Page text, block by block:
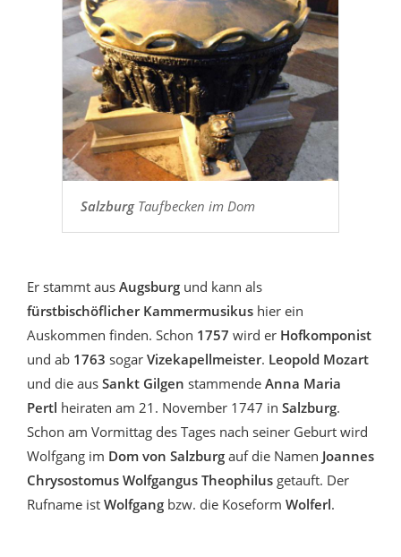
SalzburgTaufbecken im Dom
Er stammt aus Augsburg und kann als
fürstbischöflicher Kammermusikus hier ein
Auskommen finden. Schon 1757 wird er Hofkomponist
und ab 1763 sogar Vizekapellmeister. Leopold Mozart
und die aus Sankt Gilgen stammende Anna Maria
Pertl heiraten am 21. November 1747 in Salzburg.
Schon am Vormittag des Tages nach seiner Geburt wird
Wolfgang im Dom von Salzburg auf die Namen Joannes
Chrysostomus Wolfgangus Theophilus getauft. Der
Rufname ist Wolfgang bzw. die Koseform Wolferl.